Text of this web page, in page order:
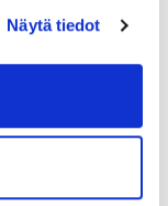
Näytä tiedot